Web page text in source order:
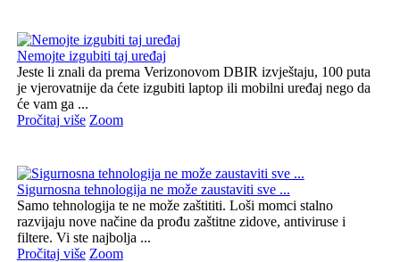
Nemojte izgubiti taj uređaj
Jeste li znali da prema Verizonovom DBIR izvještaju, 100 puta
je vjerovatnije da ćete izgubiti laptop ili mobilni uređaj nego da
će vam ga ...
Pročitaj više Zoom
Sigurnosna tehnologija ne može zaustaviti sve ...
Samo tehnologija te ne može zaštititi. Loši momci stalno
razvijaju nove načine da prođu zaštitne zidove, antiviruse i
filtere. Vi ste najbolja ...
Pročitaj više Zoom